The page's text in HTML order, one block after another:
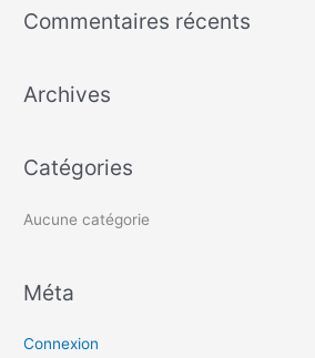
h
r
e
r
Commentaires récents
Archives
Catégories
Aucune catégorie
Méta
Connexion